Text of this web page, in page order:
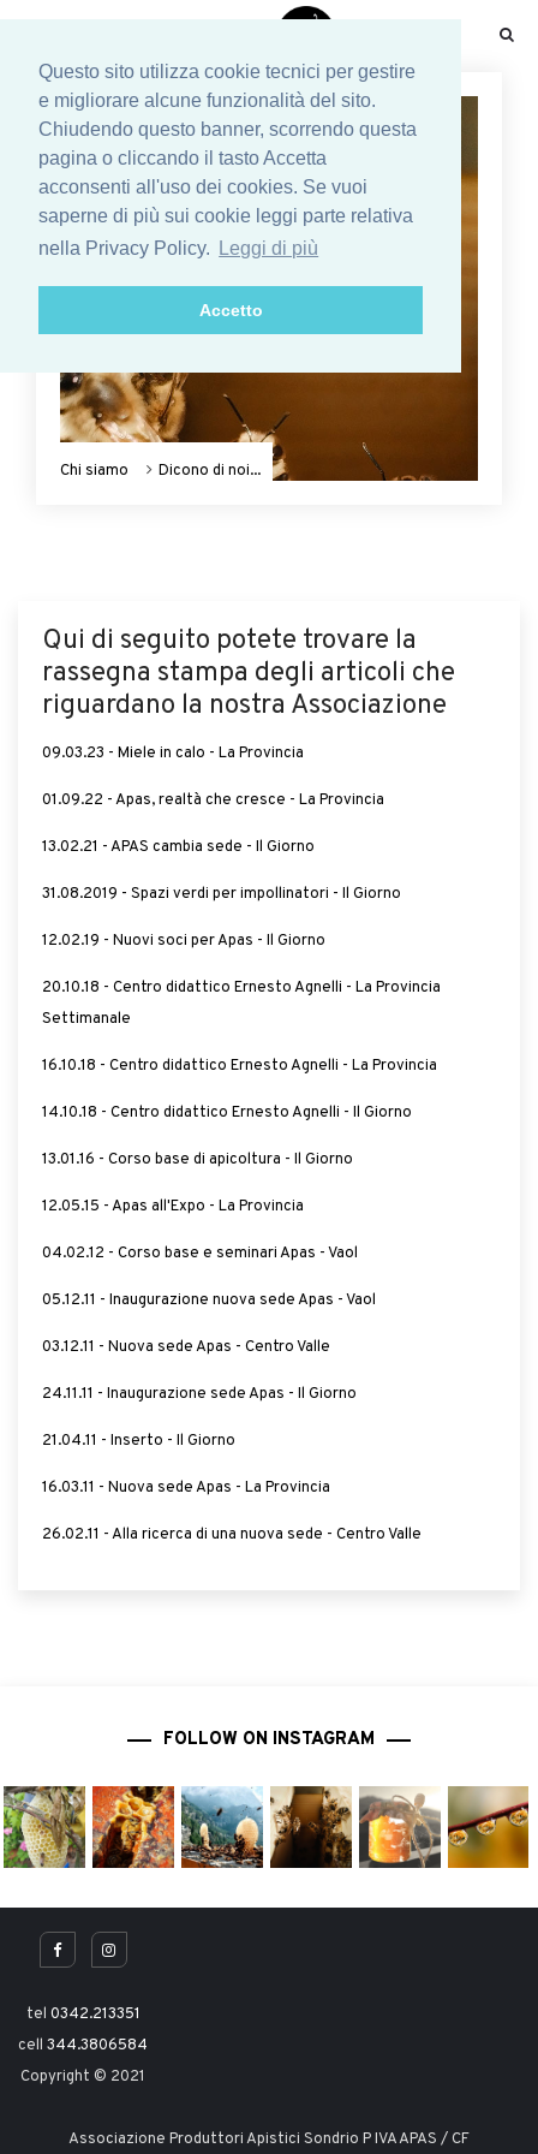
Questo sito utilizza cookie tecnici per gestire
e migliorare alcune funzionalità del sito.
Chiudendo questo banner, scorrendo questa
pagina o cliccando il tasto Accetta
acconsenti all'uso dei cookies. Se vuoi
saperne di più sui cookie leggi parte relativa
nella Privacy Policy.
Leggi di più
Accetto
Chi siamo Dicono di noi...
Qui di seguito potete trovare la
rassegna stampa degli articoli che
riguardano la nostra Associazione
09.03.23 - Miele in calo - La Provincia
01.09.22 - Apas, realtà che cresce - La Provincia
13.02.21 - APAS cambia sede - Il Giorno
31.08.2019 - Spazi verdi per impollinatori - Il Giorno
12.02.19 - Nuovi soci per Apas - Il Giorno
20.10.18 - Centro didattico Ernesto Agnelli - La Provincia
Settimanale
16.10.18 - Centro didattico Ernesto Agnelli - La Provincia
14.10.18 - Centro didattico Ernesto Agnelli - Il Giorno
13.01.16 - Corso base di apicoltura - Il Giorno
12.05.15 - Apas all'Expo - La Provincia
04.02.12 - Corso base e seminari Apas - Vaol
05.12.11 - Inaugurazione nuova sede Apas - Vaol
03.12.11 - Nuova sede Apas - Centro Valle
24.11.11 - Inaugurazione sede Apas - Il Giorno
21.04.11 - Inserto - Il Giorno
16.03.11 - Nuova sede Apas - La Provincia
26.02.11 - Alla ricerca di una nuova sede - Centro Valle
FOLLOW ON INSTAGRAM
tel 0342.213351
cell 344.3806584
Copyright © 2021
Associazione Produttori Apistici Sondrio P IVA APAS / CF